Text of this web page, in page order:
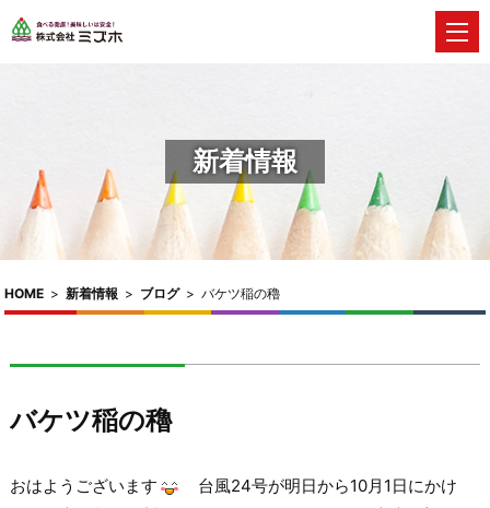
新着情報
HOME > 新着情報 > ブログ> バケツ稲の穭
バケツ稲の穭
おはようございます
台風24号が明日から10月1日にかけ